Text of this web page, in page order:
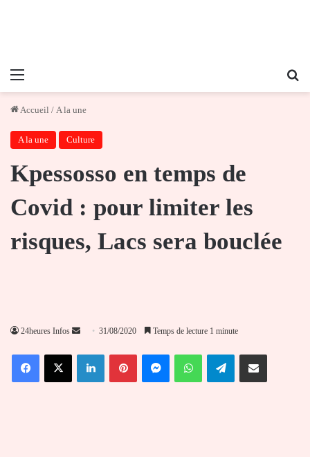
Menu
Accueil / A la une
A la une Culture
Kpessosso en temps de
Covid : pour limiter les
risques, Lacs sera bouclée
24heures Infos
Envoyer
courriel
31/08/2020 Temps de lecture 1 minute
FacebookX LinkedinPinterestMessengerWhatsAppTelegramPartager par email